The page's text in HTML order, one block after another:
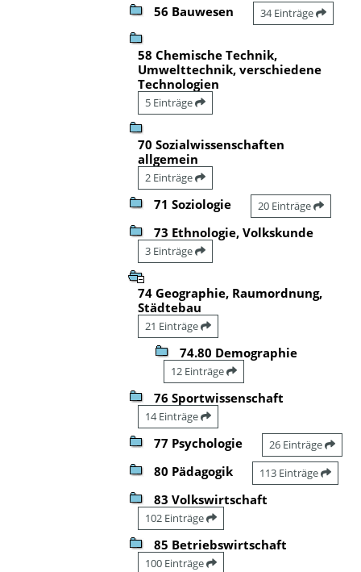
56 Bauwesen 34 Einträge
58 Chemische Technik,
Umwelttechnik, verschiedene
Technologien
5 Einträge
70 Sozialwissenschaften
allgemein
2 Einträge
71 Soziologie 20 Einträge
73 Ethnologie, Volkskunde
3 Einträge
74 Geographie, Raumordnung,
Städtebau
21 Einträge
74.80 Demographie
12 Einträge
76 Sportwissenschaft
14 Einträge
77 Psychologie 26 Einträge
80 Pädagogik 113 Einträge
83 Volkswirtschaft
102 Einträge
85 Betriebswirtschaft
100 Einträge